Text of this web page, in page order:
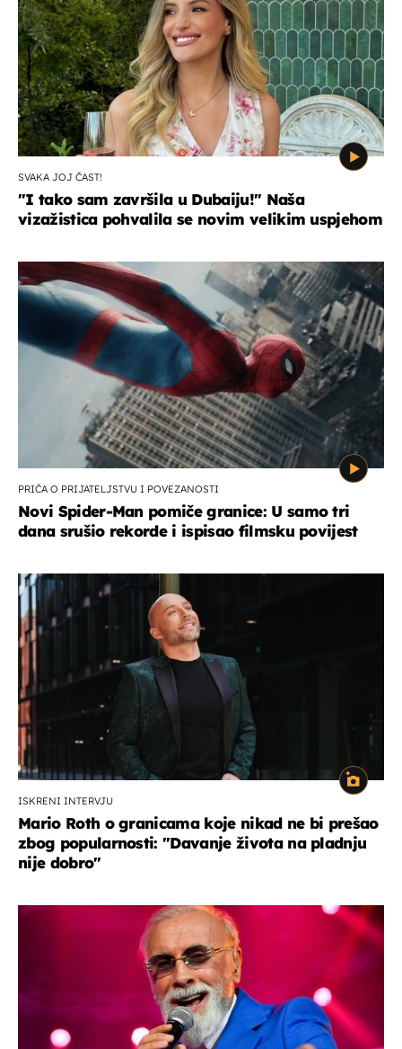
SVAKA JOJ ČAST!
"I tako sam završila u Dubaiju!" Naša
vizažistica pohvalila se novim velikim uspjehom
PRIČA O PRIJATELJSTVU I POVEZANOSTI
Novi Spider-Man pomiče granice: U samo tri
dana srušio rekorde i ispisao filmsku povijest
ISKRENI INTERVJU
Mario Roth o granicama koje nikad ne bi prešao
zbog popularnosti: "Davanje života na pladnju
nije dobro"